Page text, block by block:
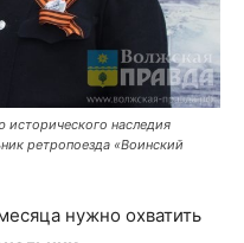
исторического наследия
ретропоезда «Воинский
нужно охватить